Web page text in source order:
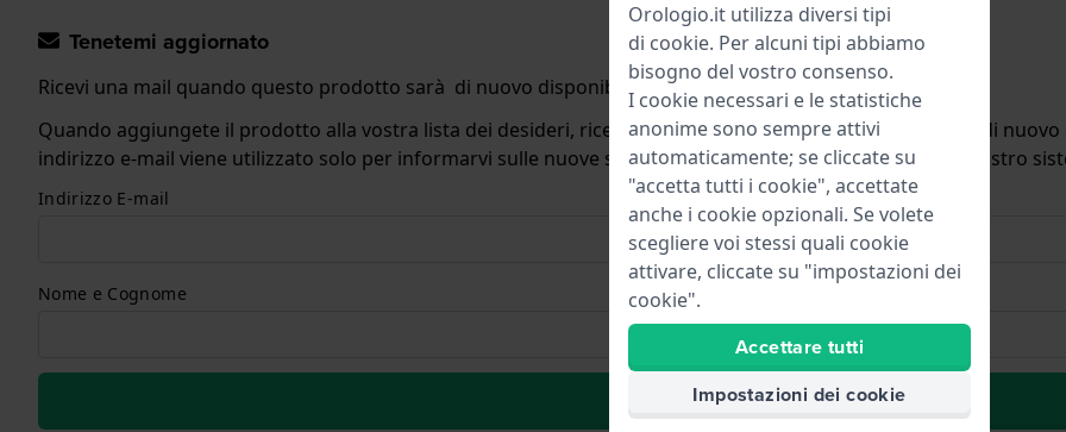
Tenetemi aggiornato
Ricevi una mail quando questo prodotto sarà di nuovo disponibile.
Quando aggiungete il prodotto alla vostra lista dei desideri, riceverete un'e-mail quando il prodotto sarà di
indirizzo e-mail viene utilizzato solo per informarvi sulle nuove scorte. Subito dopo viene cancellato dal nostro
Indirizzo E-mail
Nome e Cognome
alla lista dei desideri
Orologio.it utilizza diversi tipi
di cookie. Per alcuni tipi abbiamo
bisogno del vostro consenso.
I cookie necessari e le statistiche
anonime sono sempre attivi
automaticamente; se cliccate su
"accetta tutti i cookie", accettate
anche i cookie opzionali. Se volete
scegliere voi stessi quali cookie
attivare, cliccate su "impostazioni dei
cookie".
Accettare tutti
Impostazioni dei cookie